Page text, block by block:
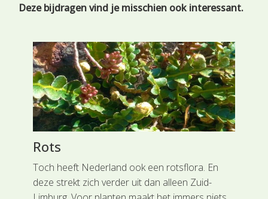
Deze bijdragen vind je misschien ook interessant.
Rots
Toch heeft Nederland ook een rotsflora. En
deze strekt zich verder uit dan alleen Zuid-